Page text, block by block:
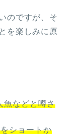
のですが、そ
を楽しみに原
魚などと噂さ
ショートか